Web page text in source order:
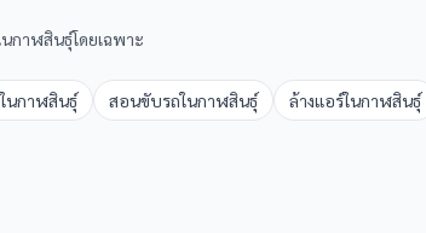
กาฬสินธุ์โดยเฉพาะ
ในกาฬสินธุ์ สอนขับรถในกาฬสินธุ์ ล้างแอร์ในกาฬสินธุ์